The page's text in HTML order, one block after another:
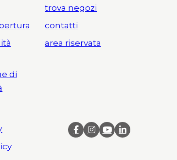
di
trova negozi
contatti
area riservata